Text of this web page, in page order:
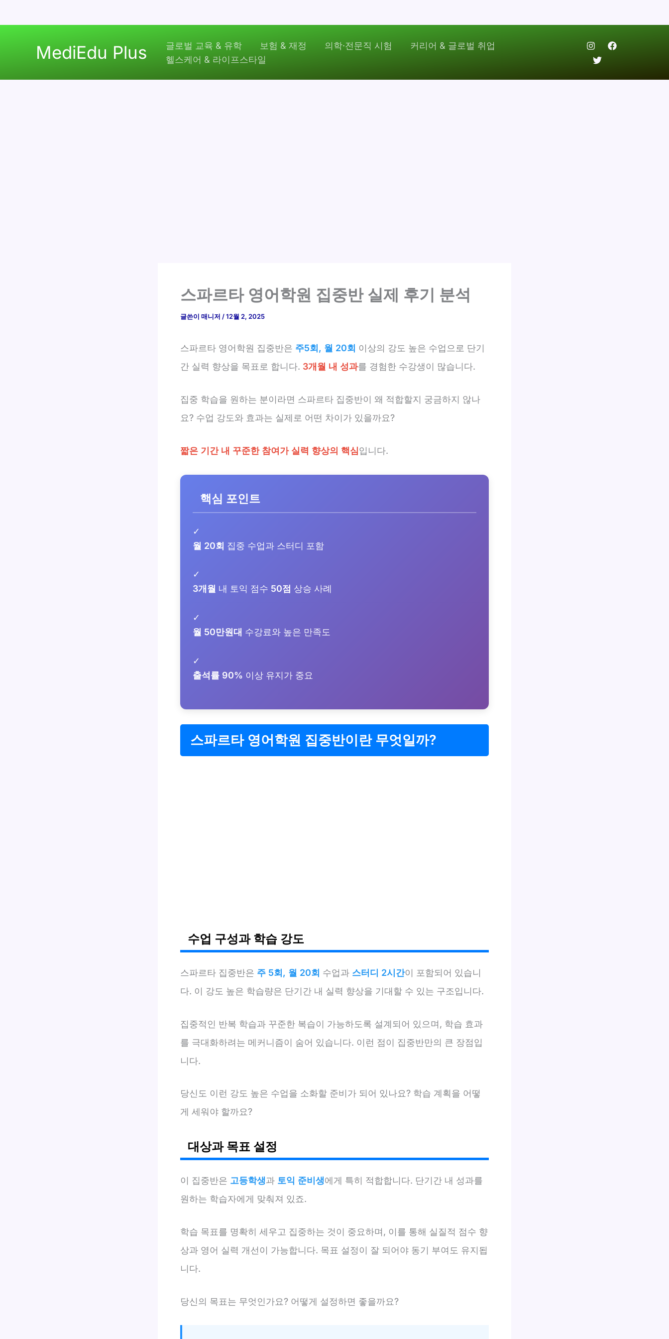
MediEdu Plus 글로벌 교육 & 유학 보험 & 재정 의학·전문직 시험
커리어 & 글로벌 취업
헬스케어 & 라이프스타일
스파르타 영어학원 집중반 실제 후기 분석
글쓴이 매니저 /12월 2, 2025
스파르타 영어학원 집중반은 주5회, 월 20회 이상의 강도 높은 수업으로 단기
간 실력 향상을 목표로 합니다. 3개월 내 성과를 경험한 수강생이 많습니다.
집중 학습을 원하는 분이라면 스파르타 집중반이 왜 적합할지 궁금하지 않나
요? 수업 강도와 효과는 실제로 어떤 차이가 있을까요?
짧은 기간 내 꾸준한 참여가 실력 향상의 핵심입니다.
핵심 포인트
✓
월 20회 집중 수업과 스터디 포함
✓
3개월 내 토익 점수 50점 상승 사례
✓
월 50만원대 수강료와 높은 만족도
✓
출석률 90% 이상 유지가 중요
스파르타 영어학원 집중반이란 무엇일까?
수업 구성과 학습 강도
스파르타 집중반은 주 5회, 월 20회 수업과 스터디 2시간이 포함되어 있습니
다. 이 강도 높은 학습량은 단기간 내 실력 향상을 기대할 수 있는 구조입니다.
집중적인 반복 학습과 꾸준한 복습이 가능하도록 설계되어 있으며, 학습 효과
를 극대화하려는 메커니즘이 숨어 있습니다. 이런 점이 집중반만의 큰 장점입
니다.
당신도 이런 강도 높은 수업을 소화할 준비가 되어 있나요? 학습 계획을 어떻
게 세워야 할까요?
대상과 목표 설정
이 집중반은 고등학생과 토익 준비생에게 특히 적합합니다. 단기간 내 성과를
원하는 학습자에게 맞춰져 있죠.
학습 목표를 명확히 세우고 집중하는 것이 중요하며, 이를 통해 실질적 점수 향
상과 영어 실력 개선이 가능합니다. 목표 설정이 잘 되어야 동기 부여도 유지됩
니다.
당신의 목표는 무엇인가요? 어떻게 설정하면 좋을까요?